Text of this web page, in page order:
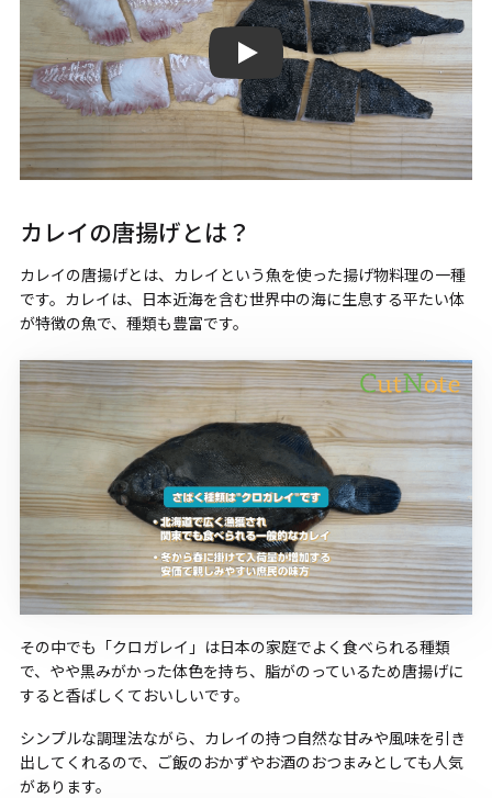
カレイの唐揚げ用のさばき方
カレイの唐揚げとは？
カレイの唐揚げとは、カレイという魚を使った揚げ物料理の一種
です。カレイは、日本近海を含む世界中の海に生息する平たい体
が特徴の魚で、種類も豊富です。
その中でも「クロガレイ」は日本の家庭でよく食べられる種類
で、やや黒みがかった体色を持ち、脂がのっているため唐揚げに
すると香ばしくておいしいです。
シンプルな調理法ながら、カレイの持つ自然な甘みや風味を引き
出してくれるので、ご飯のおかずやお酒のおつまみとしても人気
があります。